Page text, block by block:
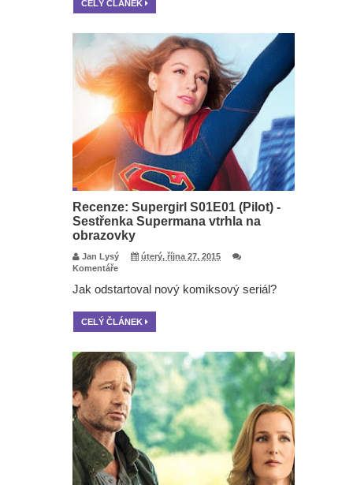
CELÝ ČLÁNEK
Recenze: Supergirl S01E01 (Pilot) -
Sestřenka Supermana vtrhla na
obrazovky
Jan Lysý
úterý, října 27, 2015
Komentáře
Jak odstartoval nový komiksový seriál?
CELÝ ČLÁNEK